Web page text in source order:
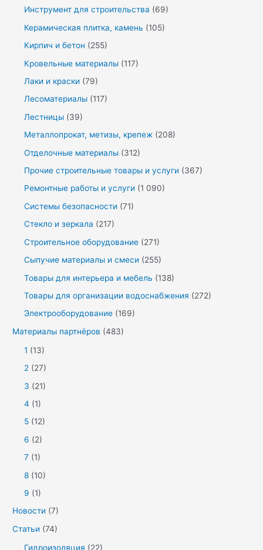
Инструмент для строительства (69)
Керамическая плитка, камень (105)
Кирпич и бетон (255)
Кровельные материалы (117)
Лаки и краски (79)
Лесоматериалы (117)
Лестницы (39)
Металлопрокат, метизы, крепеж (208)
Отделочные материалы (312)
Прочие строительные товары и услуги (367)
Ремонтные работы и услуги (1 090)
Системы безопасности (71)
Стекло и зеркала (217)
Строительное оборудование (271)
Сыпучие материалы и смеси (255)
Товары для интерьера и мебель (138)
Товары для организации водоснабжения (272)
Электрооборудование (169)
Материалы партнёров (483)
1 (13)
2 (27)
3 (21)
4 (1)
5 (12)
6 (2)
7 (1)
8 (10)
9 (1)
Новости (7)
Статьи (74)
Гидроизоляция (22)